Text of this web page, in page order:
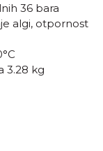
36 bara
algi, otpornost
3.28 kg